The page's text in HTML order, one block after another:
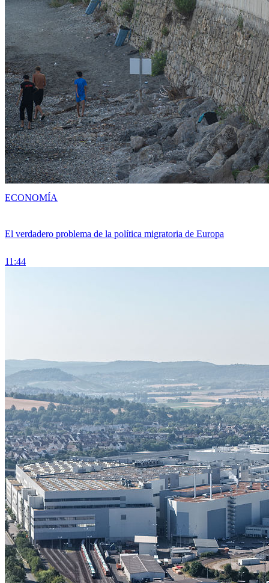
El verdadero problema de la política migratoria de Europa
11:44
ECONOMÍA